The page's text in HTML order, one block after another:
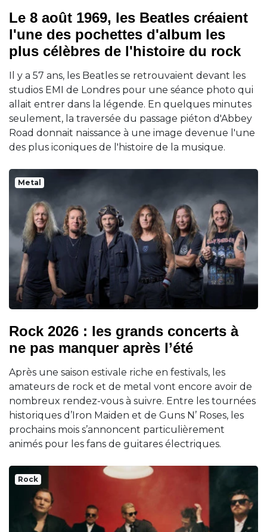
Le 8 août 1969, les Beatles créaient
l'une des pochettes d'album les
plus célèbres de l'histoire du rock
Il y a 57 ans, les Beatles se retrouvaient devant les
studios EMI de Londres pour une séance photo qui
allait entrer dans la légende. En quelques minutes
seulement, la traversée du passage piéton d'Abbey
Road donnait naissance à une image devenue l'une
des plus iconiques de l'histoire de la musique.
Metal
Rock 2026 : les grands concerts à
ne pas manquer après l’été
Après une saison estivale riche en festivals, les
amateurs de rock et de metal vont encore avoir de
nombreux rendez-vous à suivre. Entre les tournées
historiques d’Iron Maiden et de Guns N’ Roses, les
prochains mois s’annoncent particulièrement
animés pour les fans de guitares électriques.
Rock